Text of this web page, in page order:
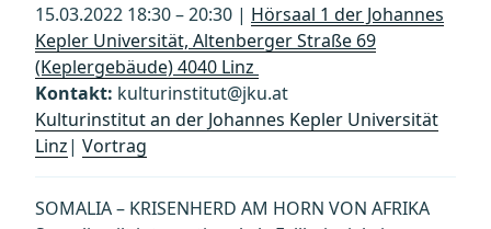
15.03.2022 18:30 – 20:30 | Hörsaal 1 der Johannes
Kepler Universität, Altenberger Straße 69
(Keplergebäude) 4040 Linz
Kontakt: kulturinstitut@jku.at
Kulturinstitut an der Johannes Kepler Universität
Linz| Vortrag
SOMALIA – KRISENHERD AM HORN VON AFRIKA